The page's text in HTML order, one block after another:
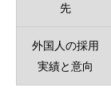
先
外国人の採用
実績と意向